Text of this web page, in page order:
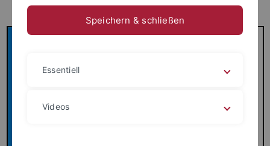
Speichern & schließen
Essentiell
Videos